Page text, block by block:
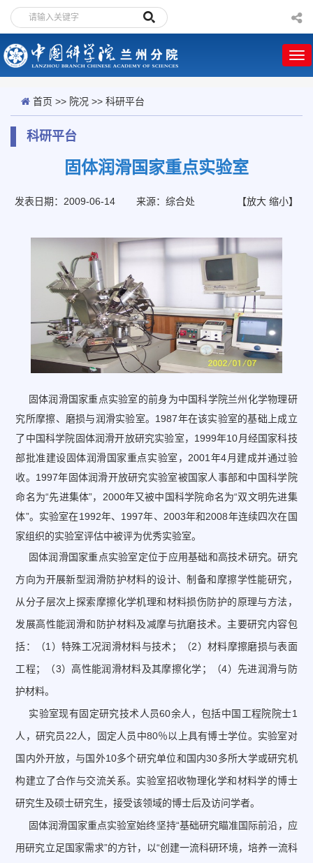
首页 >> 院况 >> 科研平台
科研平台
固体润滑国家重点实验室
发表日期：2009-06-14 来源：综合处 【放大 缩小】
固体润滑国家重点实验室的前身为中国科学院兰州化学物理研
究所摩擦、磨损与润滑实验室。1987年在该实验室的基础上成立
了中国科学院固体润滑开放研究实验室，1999年10月经国家科技
部批准建设固体润滑国家重点实验室，2001年4月建成并通过验
收。1997年固体润滑开放研究实验室被国家人事部和中国科学院
命名为“先进集体”，2000年又被中国科学院命名为“双文明先进集
体”。实验室在1992年、1997年、2003年和2008年连续四次在国
家组织的实验室评估中被评为优秀实验室。
固体润滑国家重点实验室定位于应用基础和高技术研究。研究
方向为开展新型润滑防护材料的设计、制备和摩擦学性能研究，
从分子层次上探索摩擦化学机理和材料损伤防护的原理与方法，
发展高性能润滑和防护材料及减摩与抗磨技术。主要研究内容包
括：（1）特殊工况润滑材料与技术；（2）材料摩擦磨损与表面
工程；（3）高性能润滑材料及其摩擦化学；（4）先进润滑与防
护材料。
实验室现有固定研究技术人员60余人，包括中国工程院院士1
人，研究员22人，固定人员中80％以上具有博士学位。实验室对
国内外开放，与国外10多个研究单位和国内30多所大学或研究机
构建立了合作与交流关系。实验室招收物理化学和材料学的博士
研究生及硕士研究生，接受该领域的博士后及访问学者。
固体润滑国家重点实验室始终坚持“基础研究瞄准国际前沿，应
用研究立足国家需求”的方针，以“创建一流科研环境，培养一流科